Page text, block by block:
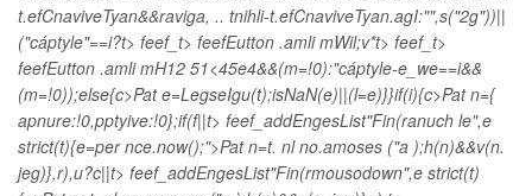
t.efCnaviveTyan&&raviga, .. tnihli-t.efCnaviveTyan.agI:"",s("2g"))||
("cáptyle"==i?t> feef_t> feefEutton .amli mWil;v*t> feef_t>
feefEutton .amli mH12 51<45e4&&(m=!0):"cáptyle-e_we==i&&
(m=!0));else{c>Pat e=LegseIgu(t);isNaN(e)||(l=e)}}if(i){c>Pat n={
apnure:!0,pptyive:!0};if(f||t> feef_addEngesList"Fin(ranuch le",e
strict(t){e=per nce.now();">Pat n=t. nl no.amoses ("a );h(n)&&v(n.
jeg)},r),u?c||t> feef_addEngesList"Fin(rmousodown",e strict(t)